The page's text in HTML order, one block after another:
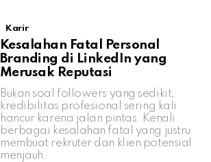
Karir
Kesalahan Fatal Personal
Branding di LinkedIn yang
Merusak Reputasi
Bukan soal followers yang sedikit,
kredibilitas profesional sering kali
hancur karena jalan pintas. Kenali
berbagai kesalahan fatal yang justru
membuat rekruter dan klien potensial
menjauh.